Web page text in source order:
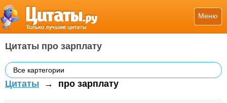
Меню
Цитаты про зарплату
Все картегории
Цитаты → про зарплату